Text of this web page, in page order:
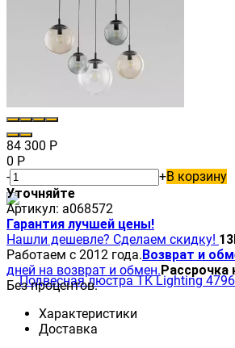
84 300 Р
0 Р
-
+В корзину
Уточняйте
Артикул: a068572
Гарантия лучшей цены!
Нашли дешевле? Сделаем скидку! 13
Работаем с 2012 года.Возврат и
дней на возврат и обмен.Рассрочка
Без процентов.
Характеристики
Доставка